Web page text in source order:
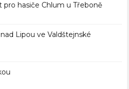
pro hasiče Chlum u Třeboně
Lipou ve Valdštejnské